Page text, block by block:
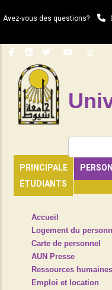
au
principal
Avez-vous des questions?
PRINCIPALE
ÉTUDIANTS
HEADER
NAVIGATION
Accueil
Logement du
Carte de personnel
AUN Presse
Ressources humaines
Emploi et location